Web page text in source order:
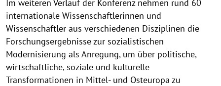
Im weiteren Verlauf der Konferenz nehmen rund 60
internationale Wissenschaftlerinnen und
Wissenschaftler aus verschiedenen Disziplinen die
Forschungsergebnisse zur sozialistischen
Modernisierung als Anregung, um über politische,
wirtschaftliche, soziale und kulturelle
Transformationen in Mittel- und Osteuropa zu